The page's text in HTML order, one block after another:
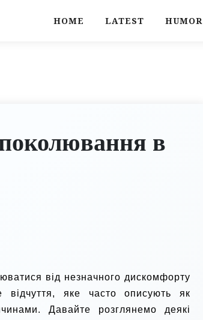
HOME LATEST HUMOR
в
від незначного дискомфорту
відчуття, яке часто описують як
Давайте розглянемо деякі